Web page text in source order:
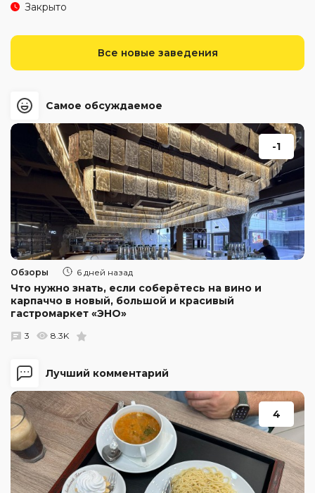
Закрыто
Все новые заведения
Лучший комментарий
4
Самое обсуждаемое
-1
Обзоры 6 дней назад
Что нужно знать, если соберётесь на вино и
карпаччо в новый, большой и красивый
гастромаркет «ЭНО»
3 8.3K